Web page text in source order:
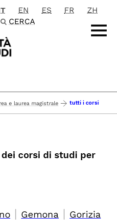
principale
EN ES FR
ZH
CERCA
e laurea magistrale tutti i corsi
corsi di studi per
| Gemona | Gorizia